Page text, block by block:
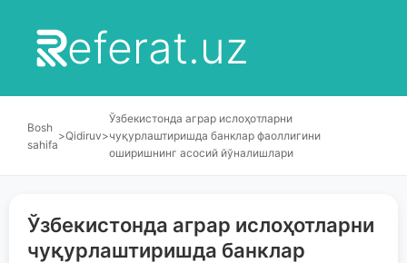
eferat.uz
Bosh
sahifa
>Qidiruv>
Ўзбекистонда аграр ислоҳотларни
чуқурлаштиришда банклар фаоллигини
оширишнинг асосий йўналишлари
Ўзбекистонда аграр ислоҳотларни
чуқурлаштиришда банклар